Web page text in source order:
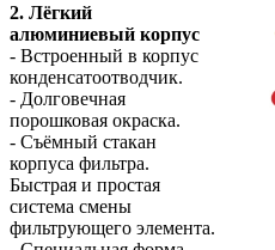
2. Лёгкий
алюминиевый корпус
- Встроенный в корпус
конденсатоотводчик.
- Долговечная
порошковая окраска.
- Съёмный стакан
корпуса фильтра.
Быстрая и простая
система смены
фильтрующего элемента.